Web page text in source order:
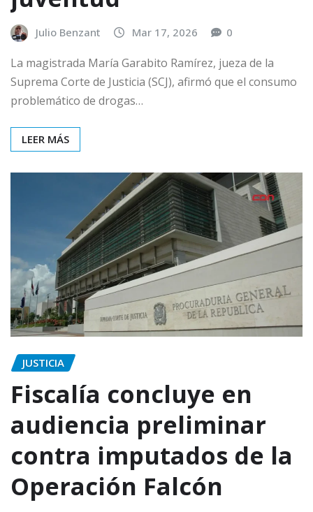
Julio Benzant Mar 17, 2026 0
La magistrada María Garabito Ramírez, jueza de la
Suprema Corte de Justicia (SCJ), afirmó que el consumo
problemático de drogas…
LEER MÁS
JUSTICIA
Fiscalía concluye en
audiencia preliminar
contra imputados de la
Operación Falcón